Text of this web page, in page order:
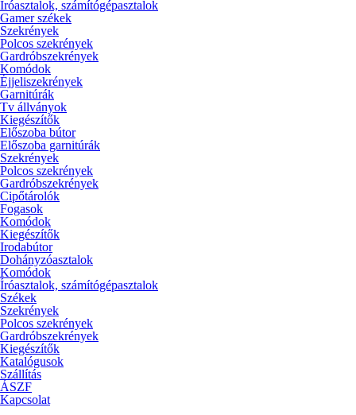
Íróasztalok, számítógépasztalok
Gamer székek
Szekrények
Polcos szekrények
Gardróbszekrények
Komódok
Éjjeliszekrények
Garnitúrák
Tv állványok
Kiegészítők
Előszoba bútor
Előszoba garnitúrák
Szekrények
Polcos szekrények
Gardróbszekrények
Cipőtárolók
Fogasok
Komódok
Kiegészítők
Irodabútor
Dohányzóasztalok
Komódok
Íróasztalok, számítógépasztalok
Székek
Szekrények
Polcos szekrények
Gardróbszekrények
Kiegészítők
Katalógusok
Szállítás
ÁSZF
Kapcsolat